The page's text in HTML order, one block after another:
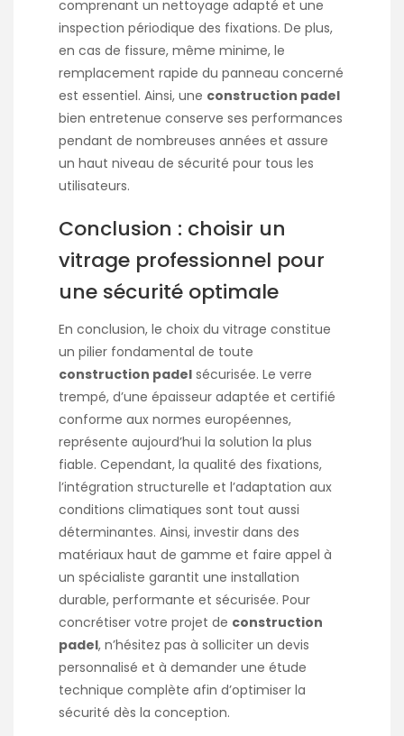
comprenant un nettoyage adapté et une
inspection périodique des fixations. De plus,
en cas de fissure, même minime, le
remplacement rapide du panneau concerné
est essentiel. Ainsi, une construction padel
bien entretenue conserve ses performances
pendant de nombreuses années et assure
un haut niveau de sécurité pour tous les
utilisateurs.
Conclusion : choisir un
vitrage professionnel pour
une sécurité optimale
En conclusion, le choix du vitrage constitue
un pilier fondamental de toute
construction padel sécurisée. Le verre
trempé, d’une épaisseur adaptée et certifié
conforme aux normes européennes,
représente aujourd’hui la solution la plus
fiable. Cependant, la qualité des fixations,
l’intégration structurelle et l’adaptation aux
conditions climatiques sont tout aussi
déterminantes. Ainsi, investir dans des
matériaux haut de gamme et faire appel à
un spécialiste garantit une installation
durable, performante et sécurisée. Pour
concrétiser votre projet de construction
padel, n’hésitez pas à solliciter un devis
personnalisé et à demander une étude
technique complète afin d’optimiser la
sécurité dès la conception.